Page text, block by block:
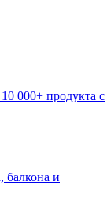
000+ продукта с
балкона и